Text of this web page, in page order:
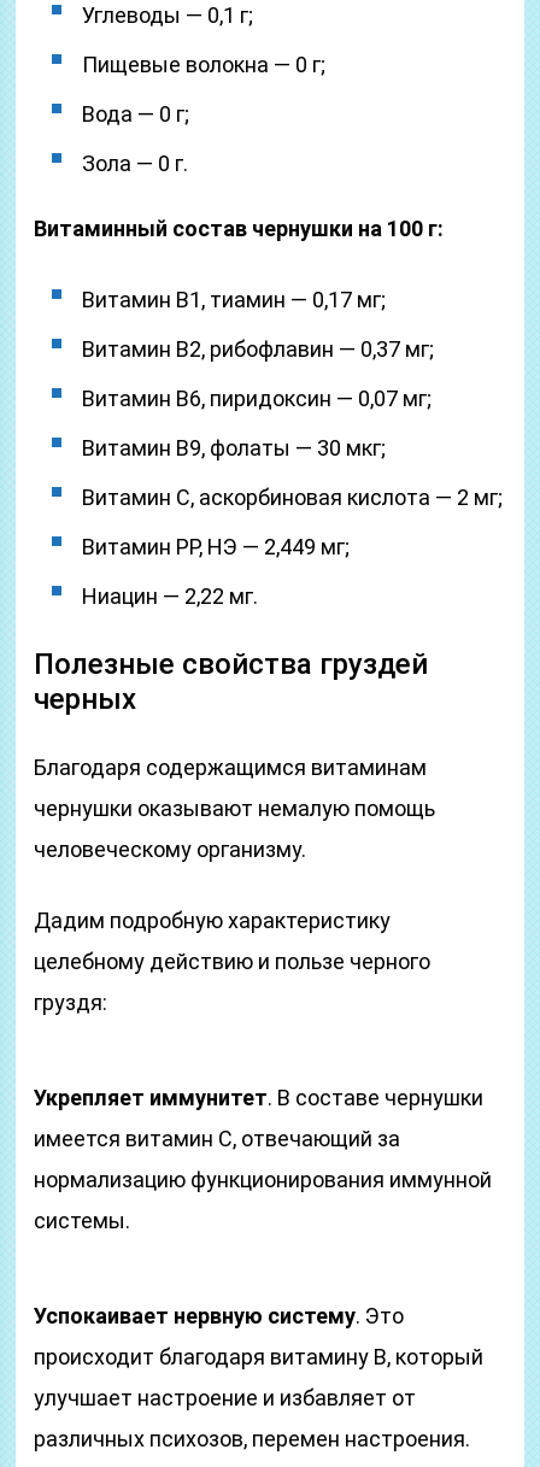
Углеводы — 0,1 г;
Пищевые волокна — 0 г;
Вода — 0 г;
Зола — 0 г.
Витаминный состав чернушки на 100 г:
Витамин В1, тиамин — 0,17 мг;
Витамин В2, рибофлавин — 0,37 мг;
Витамин В6, пиридоксин — 0,07 мг;
Витамин В9, фолаты — 30 мкг;
Витамин C, аскорбиновая кислота — 2 мг;
Витамин РР, НЭ — 2,449 мг;
Ниацин — 2,22 мг.
Полезные свойства груздей
черных
Благодаря содержащимся витаминам
чернушки оказывают немалую помощь
человеческому организму.
Дадим подробную характеристику
целебному действию и пользе черного
груздя:
Укрепляет иммунитет. В составе чернушки
имеется витамин С, отвечающий за
нормализацию функционирования иммунной
системы.
Успокаивает нервную систему. Это
происходит благодаря витамину В, который
улучшает настроение и избавляет от
различных психозов, перемен настроения.